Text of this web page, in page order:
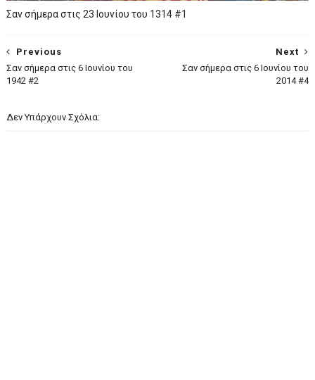
Σαν σήμερα στις 23 Ιουνίου του 1314 #1
Next
Σαν σήμερα στις 6 Ιουνίου του
2014 #4
Previous
Σαν σήμερα στις 6 Ιουνίου του
1942 #2
Δεν Υπάρχουν Σχόλια: